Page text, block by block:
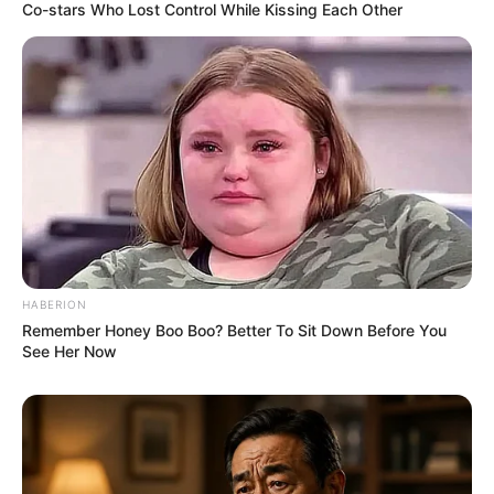
(foto: instagram/alifhiafitri)
FAQ
Siapa Alifhia Fitri ?
Dia adalah TikToker.
Siapa nama asli Alifhia Fitri?
Nama aslinya adalah Alifhia Fitri.
Apa yang membuat Alifhia Fitrimenjadi terkenal?
Co-stars Who Lost Control While Kissing Each Other
HABERION
Remember Honey Boo Boo? Better To Sit Down Before You
See Her Now